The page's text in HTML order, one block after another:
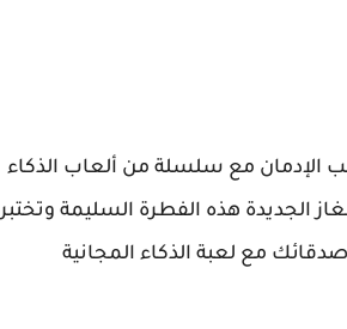
الإدمان مع سلسلة من ألعاب الذكاء
الجديدة هذه الفطرة السليمة وتختبر
مع لعبة الذكاء المجانية